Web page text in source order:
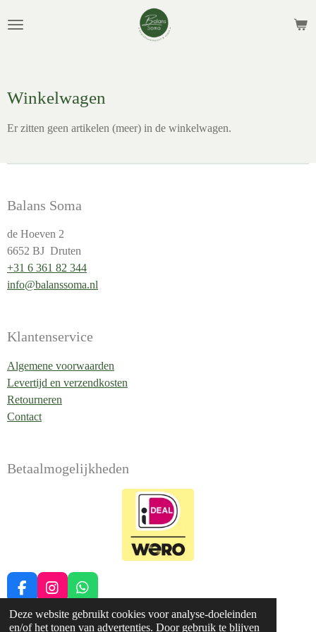
Deze website gebruikt cookies voor analyse-doeleinden
en/of het tonen van advertenties. Door gebruik te blijven
direct
Winkelwagen
Er zitten geen artikelen (meer) in de winkelwagen.
Balans Soma
de Hoeven 2
6652 BJ Druten
+31 6 361 82 344
info@balanssoma.nl
Klantenservice
Algemene voorwaarden
Levertijd en verzendkosten
Retourneren
Contact
Betaalmogelijkheden
F
c
I
s
W
a